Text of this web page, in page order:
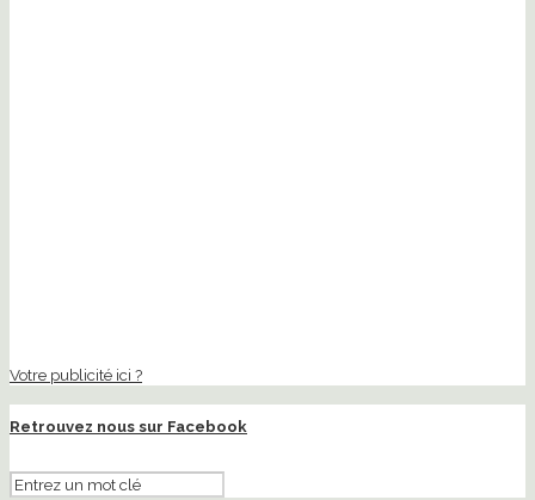
Votre publicité ici ?
Retrouvez nous sur Facebook